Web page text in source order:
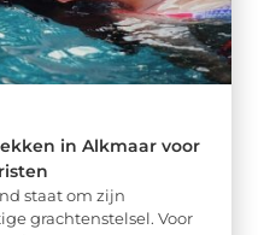
in Alkmaar voor
staat om zijn
grachtenstelsel. Voor